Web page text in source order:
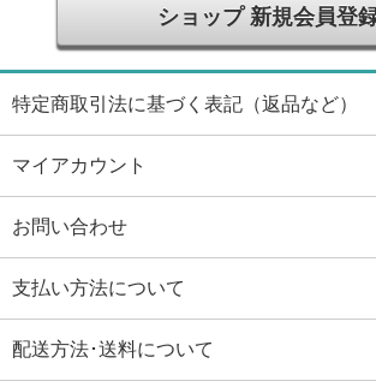
ショップ 新規会員登
特定商取引法に基づく表記（返品など）
マイアカウント
お問い合わせ
支払い方法について
配送方法･送料について